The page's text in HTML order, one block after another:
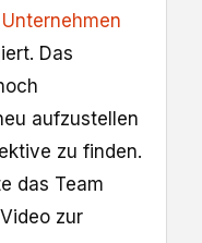
Unternehmen
Das
aufzustellen
zu finden.
das Team
zur